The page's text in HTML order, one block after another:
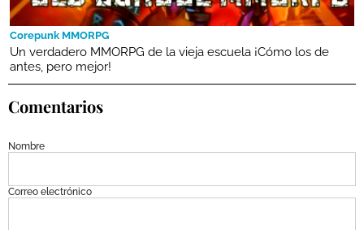
Corepunk MMORPG
Un verdadero MMORPG de la vieja escuela ¡Cómo los de
antes, pero mejor!
Comentarios
Nombre
Correo electrónico